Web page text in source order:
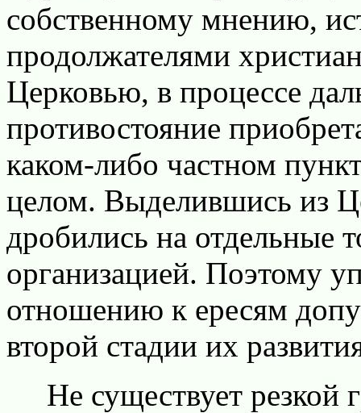
собственному мнению,
продолжателями
Церковью, в процессе
противостояние
каком-либо частном
целом. Выделившись из
дробились на отдельные
организацией. Поэтому
отношению к ересям
второй стадии их
Не существует резкой